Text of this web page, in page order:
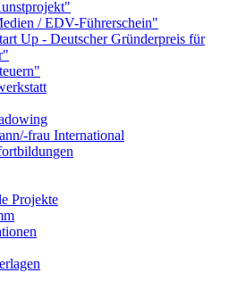
/ EDV-Führerschein"
Up - Deutscher Gründerpreis für
frau International
Projekte